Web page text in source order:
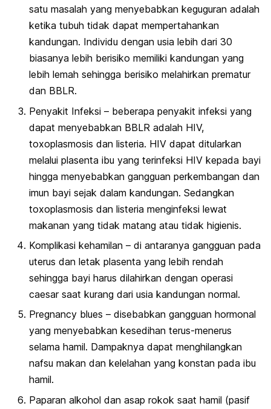
satu masalah yang menyebabkan keguguran adalah
ketika tubuh tidak dapat mempertahankan
kandungan. Individu dengan usia lebih dari 30
biasanya lebih berisiko memiliki kandungan yang
lebih lemah sehingga berisiko melahirkan prematur
dan BBLR.
Penyakit Infeksi – beberapa penyakit infeksi yang
dapat menyebabkan BBLR adalah HIV,
toxoplasmosis dan listeria. HIV dapat ditularkan
melalui plasenta ibu yang terinfeksi HIV kepada bayi
hingga menyebabkan gangguan perkembangan dan
imun bayi sejak dalam kandungan. Sedangkan
toxoplasmosis dan listeria menginfeksi lewat
makanan yang tidak matang atau tidak higienis.
Komplikasi kehamilan – di antaranya gangguan pada
uterus dan letak plasenta yang lebih rendah
sehingga bayi harus dilahirkan dengan operasi
caesar saat kurang dari usia kandungan normal.
Pregnancy blues – disebabkan gangguan hormonal
yang menyebabkan kesedihan terus-menerus
selama hamil. Dampaknya dapat menghilangkan
nafsu makan dan kelelahan yang konstan pada ibu
hamil.
Paparan alkohol dan asap rokok saat hamil (pasif